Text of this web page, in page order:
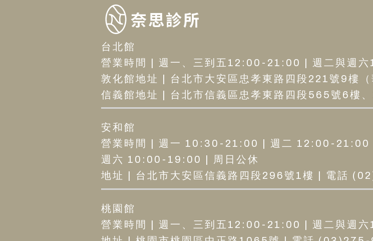
奈思診所
台北館
營業時間 | 週一、三到五12:00-21:00 | 週二與週
敦化館地址 | 台北市大安區忠孝東路四段221號9樓
信義館地址 | 台北市信義區忠孝東路四段565號6
安和館
營業時間 | 週一 10:30-21:00 | 週二 12:00-
週六 10:00-19:00 | 周日公休
地址 | 台北市大安區信義路四段296號1樓 | 電話
桃園館
營業時間 | 週一、三到五12:00-21:00 | 週二與週